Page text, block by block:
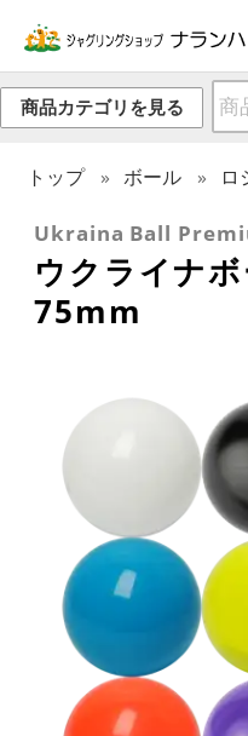
商品カテゴリを見る
トップ ボール ロ
Ukraina Ball
ウクライナ
75mm